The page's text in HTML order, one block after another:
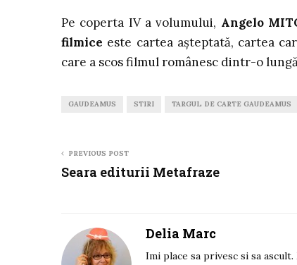
Pe coperta IV a volumului, Angelo
filmice este cartea aşteptată, cartea
care a scos filmul românesc dintr-o
GAUDEAMUS STIRI TARGUL DE CARTE GAUDEAMUS
PREVIOUS POST
Seara editurii Metafraze
Delia Marc
Imi place sa privesc si sa